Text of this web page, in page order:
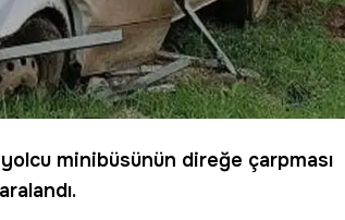
minibüsünün direğe çarpması